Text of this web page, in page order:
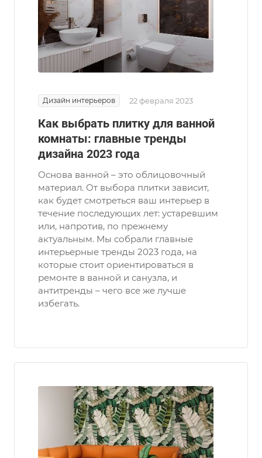
Дизайн интерьеров 22 февраля 2023
Как выбрать плитку для ванной
комнаты: главные тренды
дизайна 2023 года
Основа ванной – это облицовочный
материал. От выбора плитки зависит,
как будет смотреться ваш интерьер в
течение последующих лет: устаревшим
или, напротив, по прежнему
актуальным. Мы собрали главные
интерьерные тренды 2023 года, на
которые стоит ориентироваться в
ремонте в ванной и санузла, и
антитренды – чего все же лучше
избегать.